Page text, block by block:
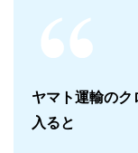
ヤマト運輸のク
入ると